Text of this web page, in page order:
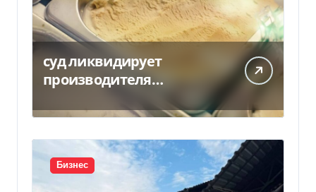
суд ликвидирует
производителя
Бизнес